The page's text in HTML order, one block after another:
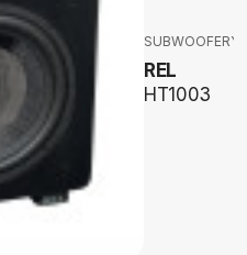
SUBWOOFERY
REL
HT1003